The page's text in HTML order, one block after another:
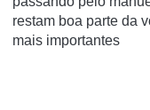
restam boa parte da
mais importantes